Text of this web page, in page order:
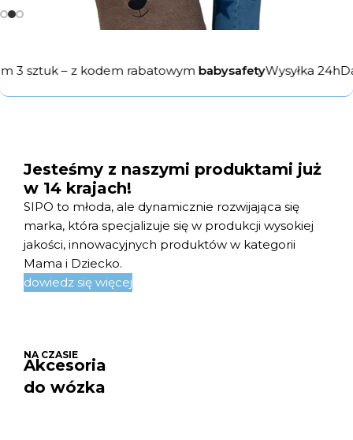
– z kodem rabatowymbabysafetyWysyłka 24h
Jesteśmy z naszymi produktami już
w 14 krajach!
SIPO to młoda, ale dynamicznie rozwijająca się
marka, która specjalizuje się w produkcji wysokiej
jakości, innowacyjnych produktów w kategorii
Mama i Dziecko.
dowiedz się więcej
NA CZASIE
Akcesoria
do wózka